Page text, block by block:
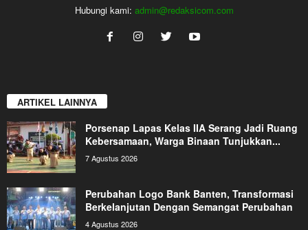
Hubungi kami: admin@redaksicom.com
ARTIKEL LAINNYA
Porsenap Lapas Kelas IIA Serang Jadi Ruang
Kebersamaan, Warga Binaan Tunjukkan...
7 Agustus 2026
Perubahan Logo Bank Banten, Transformasi
Berkelanjutan Dengan Semangat Perubahan
4 Agustus 2026